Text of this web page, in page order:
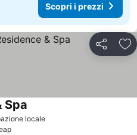
Scopri i prezzi
Condividi
localeScopri i prezzi
Spa